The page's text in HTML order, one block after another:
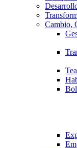
Cambio,